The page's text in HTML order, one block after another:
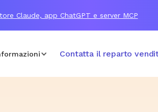
Claude, app ChatGPT e server MCP
Contatta il reparto